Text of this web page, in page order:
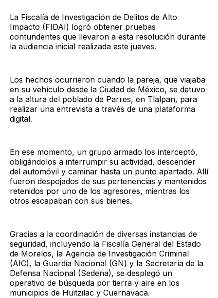
La Fiscalía de Investigación de Delitos de Alto
Impacto (FIDAI) logró obtener pruebas
contundentes que llevaron a esta resolución durante
la audiencia inicial realizada este jueves.
Los hechos ocurrieron cuando la pareja, que viajaba
en su vehículo desde la Ciudad de México, se detuvo
a la altura del poblado de Parres, en Tlalpan, para
realizar una entrevista a través de una plataforma
digital.
En ese momento, un grupo armado los interceptó,
obligándolos a interrumpir su actividad, descender
del automóvil y caminar hasta un punto apartado. Allí
fueron despojados de sus pertenencias y mantenidos
retenidos por uno de los agresores, mientras los
otros escapaban con sus bienes.
Gracias a la coordinación de diversas instancias de
seguridad, incluyendo la Fiscalía General del Estado
de Morelos, la Agencia de Investigación Criminal
(AIC), la Guardia Nacional (GN) y la Secretaría de la
Defensa Nacional (Sedena), se desplegó un
operativo de búsqueda por tierra y aire en los
municipios de Huitzilac y Cuernavaca.